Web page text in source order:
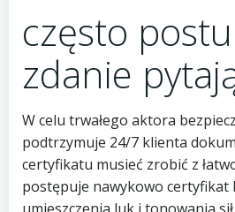
często
zdanie
W celu trwałego aktora
podtrzymuje 24/7 klienta
certyfikatu musieć zrobić z
postępuje nawykowo certyfikat